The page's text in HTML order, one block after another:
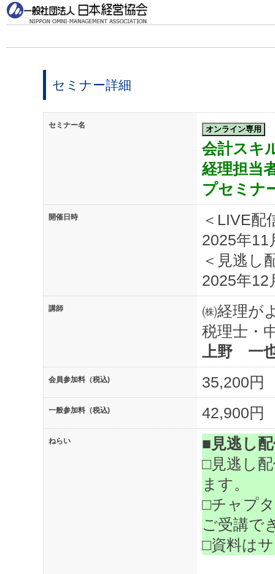
セミナー詳細
セミナー名
会計スキ
経理担当
プセミナ
開催日時
＜LIVE配
2025年11
＜見逃し
2025年12
講師
㈱経理が
税理士・
上野 一
会員参加料（税込) 35,200円
一般参加料（税込) 42,900円
ねらい
■見逃し
□見逃し
ます。
□チャプ
ご受講で
□資料は